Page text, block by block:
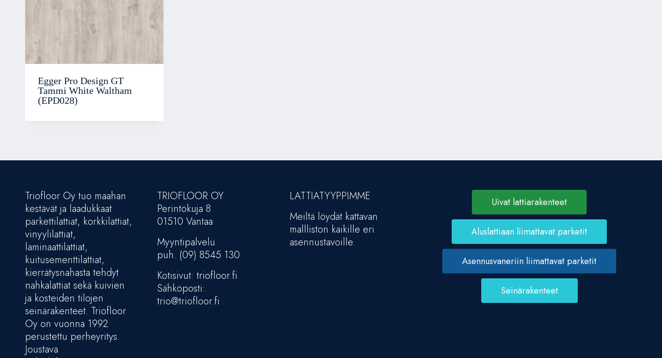
Egger Pro Design GT
Tammi White Waltham
(EPD028)
Triofloor Oy tuo maahan
kestävät ja laadukkaat
parkettilattiat, korkkilattiat,
vinyylilattiat,
laminaattilattiat,
kuitusementtilattiat,
kierrätysnahasta tehdyt
nahkalattiat sekä kuivien
ja kosteiden tilojen
seinärakenteet. Triofloor
Oy on vuonna 1992
perustettu perheyritys.
Joustava
TRIOFLOOR OY
Perintökuja 8
01510 Vantaa
Myyntipalvelu
puh. (09) 8545 130
Kotisivut: triofloor.fi
Sähköposti:
trio@triofloor.fi
LATTIATYYPPIMME
Meiltä löydät kattavan
mallliston kaikille eri
asennustavoille.
Uivat lattiarakenteet
Aluslattiaan liimattavat parketit
Asennusvaneriin liimattavat parketit
Seinärakenteet